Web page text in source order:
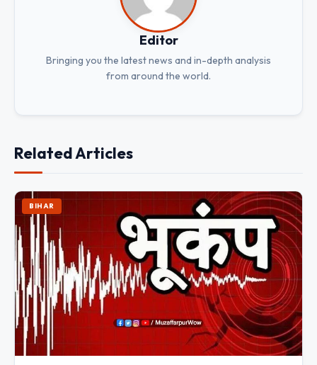
Editor
Bringing you the latest news and in-depth analysis
from around the world.
Related Articles
BIHAR